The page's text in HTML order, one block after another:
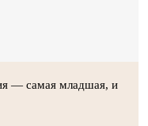
— самая младшая, и